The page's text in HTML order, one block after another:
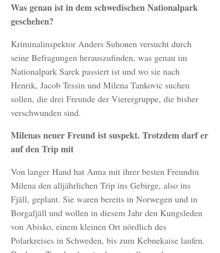
Was genau ist in dem schwedischen Nationalpark
geschehen?
Kriminalinspektor Anders Suhonen versucht durch
seine Befragungen herauszufinden, was genau im
Nationalpark Sarek passiert ist und wo sie nach
Henrik, Jacob Tessin und Milena Tankovic suchen
sollen, die drei Freunde der Vierergruppe, die bisher
verschwunden sind.
Milenas neuer Freund ist suspekt. Trotzdem darf er
auf den Trip mit
Von langer Hand hat Anna mit ihrer besten Freundin
Milena den alljährlichen Trip ins Gebirge, also ins
Fjäll, geplant. Sie waren bereits in Norwegen und in
Borgafjäll und wollen in diesem Jahr den Kungsleden
von Abisko, einem kleinen Ort nördlich des
Polarkreises in Schweden, bis zum Kebnekaise laufen.